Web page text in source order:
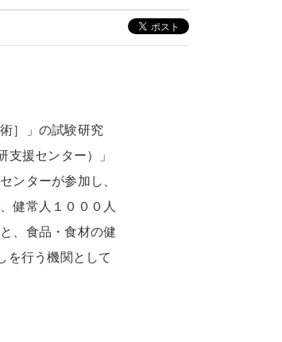
］」の試験研究
援センター）」
ンターが参加し、
健常人１０００人
、食品・食材の健
を行う機関として